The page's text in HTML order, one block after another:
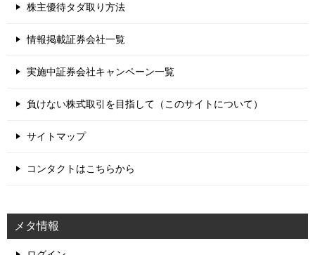
株主優待タダ取り方法
情報掲載証券会社一覧
実施中証券会社キャンペーン一覧
負けない株式取引を目指して（このサイトについて）
サイトマップ
コンタクトはこちらから
メタ情報